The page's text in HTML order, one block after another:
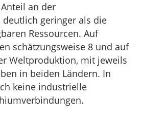
an der
geringer als die
Ressourcen. Auf
schätzungsweise 8 und auf
Weltproduktion, mit jeweils
in beiden Ländern. In
keine industrielle